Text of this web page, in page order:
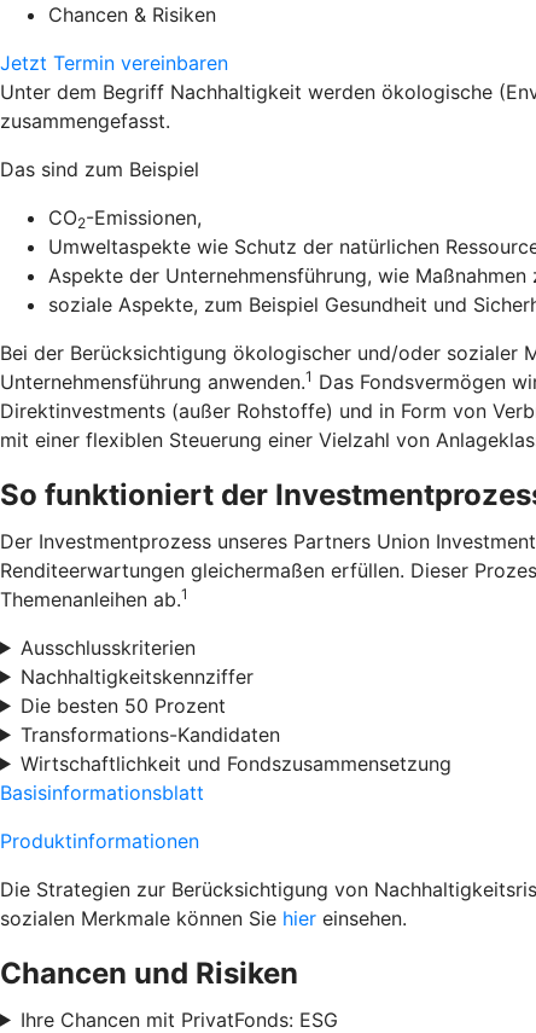
Chancen & Risiken
Jetzt Termin vereinbaren
Unter dem Begriff Nachhaltigkeit werden ökologische
zusammengefasst.
Das sind zum Beispiel
CO2-Emissionen,
Umweltaspekte wie Schutz der natürlichen
Aspekte der Unternehmensführung, wie
soziale Aspekte, zum Beispiel Gesundheit und
Bei der Berücksichtigung ökologischer und/oder sozialer
Unternehmensführung anwenden.1 Das Fondsvermögen
Direktinvestments (außer Rohstoffe) und in Form von
mit einer flexiblen Steuerung einer Vielzahl von
So funktioniert der
Der Investmentprozess unseres Partners Union
Renditeerwartungen gleichermaßen erfüllen. Dieser
Themenanleihen ab.1
Ausschlusskriterien
Nachhaltigkeitskennziffer
Die besten 50 Prozent
Transformations-Kandidaten
Wirtschaftlichkeit und Fondszusammensetzung
Basisinformationsblatt
Produktinformationen
Die Strategien zur Berücksichtigung von
sozialen Merkmale können Sie hier einsehen.
Chancen und Risiken
Ihre Chancen mit PrivatFonds: ESG